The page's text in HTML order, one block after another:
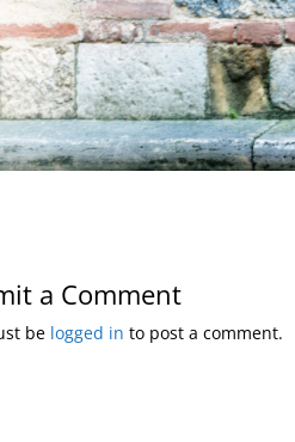
a Comment
be logged in to post a comment.